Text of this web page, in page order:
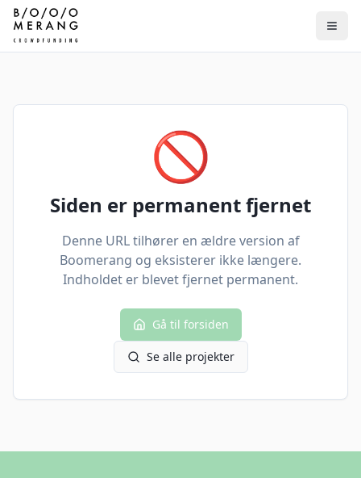
🚫
Siden er permanent fjernet
Denne URL tilhører en ældre version af
Boomerang og eksisterer ikke længere.
Indholdet er blevet fjernet permanent.
Gå til forsiden
Se alle projekter